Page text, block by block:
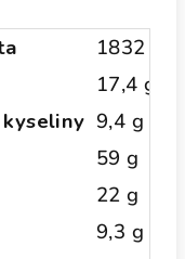
1832 kJ/
17,4 g
9,4 g
59 g
22 g
9,3 g